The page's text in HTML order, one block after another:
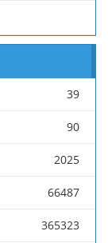
39
90
2025
66487
365323